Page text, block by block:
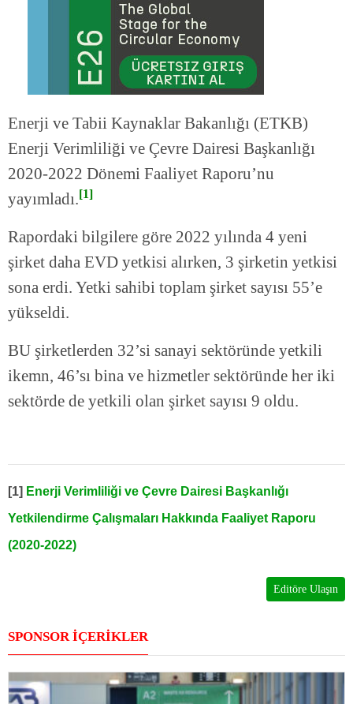
Enerji ve Tabii Kaynaklar Bakanlığı (ETKB)
Enerji Verimliliği ve Çevre Dairesi Başkanlığı
2020-2022 Dönemi Faaliyet Raporu’nu
yayımladı.[1]
Rapordaki bilgilere göre 2022 yılında 4 yeni
şirket daha EVD yetkisi alırken, 3 şirketin yetkisi
sona erdi. Yetki sahibi toplam şirket sayısı 55’e
yükseldi.
BU şirketlerden 32’si sanayi sektöründe yetkili
ikemn, 46’sı bina ve hizmetler sektöründe her iki
sektörde de yetkili olan şirket sayısı 9 oldu.
[1] Enerji Verimliliği ve Çevre Dairesi Başkanlığı
Yetkilendirme Çalışmaları Hakkında Faaliyet Raporu
(2020-2022)
Editöre Ulaşın
SPONSOR İÇERİKLER